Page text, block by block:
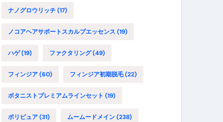
ナノグロウリッチ(17)
ノコアヘアサポートスカルプエッセンス (19)
ハゲ(19) ファクタリング(49)
フィンジア(60) フィンジア初期脱毛(22)
ボタニストプレミアムラインセット (19)
ポリピュア(31) ムームードメイン(238)